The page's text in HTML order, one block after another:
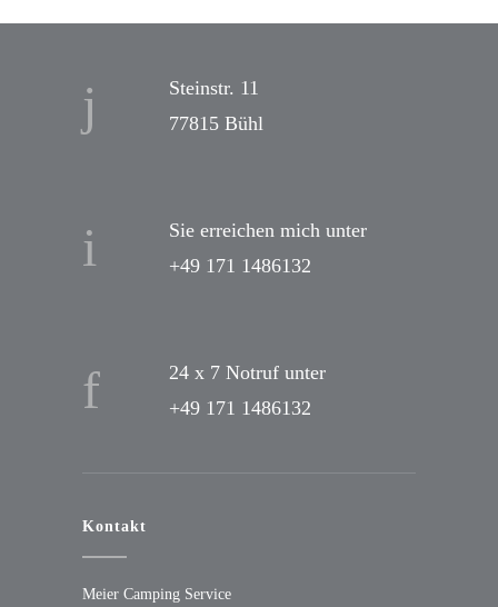
Steinstr. 11
77815 Bühl
Sie erreichen mich unter
+49 171 1486132
24 x 7 Notruf unter
+49 171 1486132
Kontakt
Meier Camping Service